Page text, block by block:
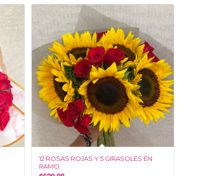
12 ROSAS ROJAS Y 5 GIRASOLES EN
RAMO